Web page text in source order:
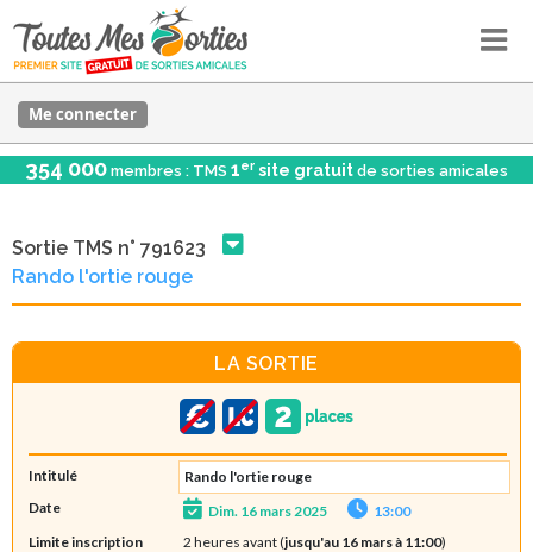
Me connecter
354 000 membres : TMS 1er site gratuit de sorties amicales
Sortie TMS n° 791623
Rando l'ortie rouge
LA SORTIE
Intitulé
Rando l'ortie rouge
Date
Dim. 16 mars 2025
13:00
Limite inscription
2 heures avant (jusqu'au 16 mars à 11:00)